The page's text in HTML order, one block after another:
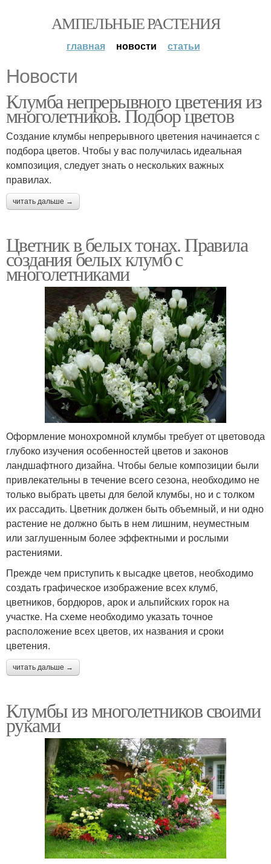
АМПЕЛЬНЫЕ РАСТЕНИЯ
главная новости статьи
Новости
Клумба непрерывного цветения из
многолетников. Подбор цветов
Создание клумбы непрерывного цветения начинается с
подбора цветов. Чтобы у вас получилась идеальная
композиция, следует знать о нескольких важных
правилах.
читать дальше →
Цветник в белых тонах. Правила
создания белых клумб с
многолетниками
Оформление монохромной клумбы требует от цветовода
глубоко изучения особенностей цветов и законов
ландшафтного дизайна. Чтобы белые композиции были
привлекательны в течение всего сезона, необходимо не
только выбрать цветы для белой клумбы, но и с толком
их рассадить. Цветник должен быть объемный, и ни одно
растение не должно быть в нем лишним, неуместным
или заглушенным более эффектными и рослыми
растениями.
Прежде чем приступить к высадке цветов, необходимо
создать графическое изображение всех клумб,
цветников, бордюров, арок и альпийских горок на
участке. На схеме необходимо указать точное
расположение всех цветов, их названия и сроки
цветения.
читать дальше →
Клумбы из многолетников своими
руками